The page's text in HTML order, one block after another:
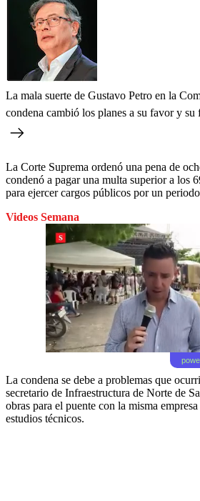
La mala suerte de Gustavo Petro en la
condena cambió los planes a su favor y su
La Corte Suprema ordenó una pena de
condenó a pagar una multa superior a los
para ejercer cargos públicos por un
Videos Semana
La condena se debe a problemas que
secretario de Infraestructura de Norte de
obras para el puente con la misma
estudios técnicos.